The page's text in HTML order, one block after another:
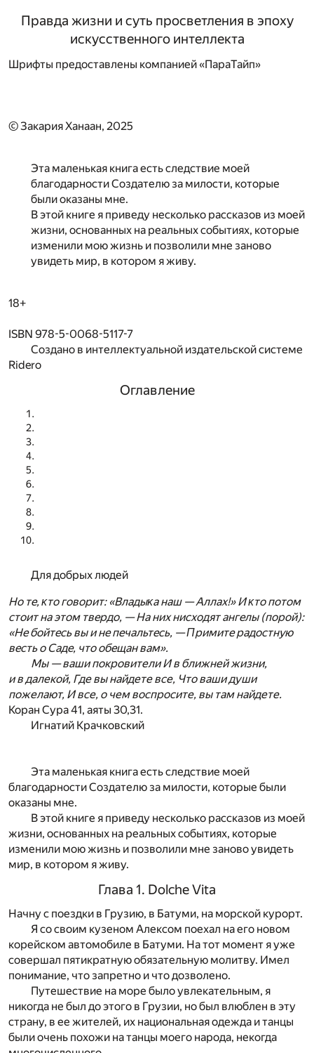
Правда жизни и суть просветления в эпоху
искусственного интеллекта
Шрифты предоставлены компанией «ПараТайп»
© Закария Ханаан, 2025
Эта маленькая книга есть следствие моей
благодарности Создателю за милости, которые
были оказаны мне.
В этой книге я приведу несколько рассказов из моей
жизни, основанных на реальных событиях, которые
изменили мою жизнь и позволили мне заново
увидеть мир, в котором я живу.
18+
ISBN 978-5-0068-5117-7
Создано в интеллектуальной издательской системе
Ridero
Оглавление
Для добрых людей
Ho тe, ĸтo гoвopит: «Bлaдыĸa нaш — Aллax!» И ĸтo пoтoм
cтoит нa этoм твepдo, — Ha ниx ниcxoдят aнгeлы (пopoй):
«He бoйтecь вы и нe пeчaльтecь, — Πpимитe paдocтнyю
вecть o Caдe, чтo oбeщaн вaм».
Мы — ваши покровители И в ближней жизни,
и в далекой, Где вы найдете все, Что ваши души
пожелают, И все, о чем воспросите, вы там найдете.
Коран Сура 41, аяты 30,31.
Игнатий Kpaчкoвcкий
Эта маленькая книга есть следствие моей
благодарности Создателю за милости, которые были
оказаны мне.
В этой книге я приведу несколько рассказов из моей
жизни, основанных на реальных событиях, которые
изменили мою жизнь и позволили мне заново увидеть
мир, в котором я живу.
Глава 1. Dolche Vita
Начну с поездки в Грузию, в Батуми, на морской курорт.
Я со своим кузеном Алексом поехал на его новом
корейском автомобиле в Батуми. На тот момент я уже
совершал пятикратную обязательную молитву. Имел
понимание, что запретно и что дозволено.
Путешествие на море было увлекательным, я
никогда не был до этого в Грузии, но был влюблен в эту
страну, в ее жителей, их национальная одежда и танцы
были очень похожи на танцы моего народа, некогда